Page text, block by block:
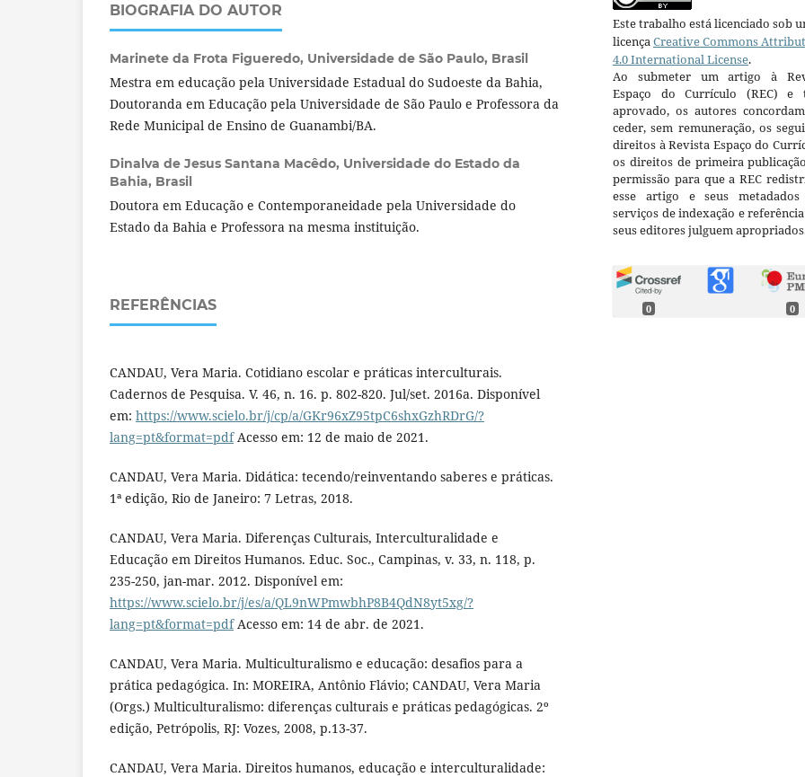
BIOGRAFIA DO AUTOR
Marinete da Frota Figueredo, Universidade de São Paulo, Brasil
Mestra em educação pela Universidade Estadual do Sudoeste da Bahia,
Doutoranda em Educação pela Universidade de São Paulo e Professora da
Rede Municipal de Ensino de Guanambi/BA.
Dinalva de Jesus Santana Macêdo, Universidade do Estado da
Bahia, Brasil
Doutora em Educação e Contemporaneidade pela Universidade do
Estado da Bahia e Professora na mesma instituição.
REFERÊNCIAS
CANDAU, Vera Maria. Cotidiano escolar e práticas interculturais.
Cadernos de Pesquisa. V. 46, n. 16. p. 802-820. Jul/set. 2016a. Disponível
em: https://www.scielo.br/j/cp/a/GKr96xZ95tpC6shxGzhRDrG/?
lang=pt&format=pdfAcesso em: 12 de maio de 2021.
CANDAU, Vera Maria. Didática: tecendo/reinventando saberes e práticas.
1ª edição, Rio de Janeiro: 7 Letras, 2018.
CANDAU, Vera Maria. Diferenças Culturais, Interculturalidade e
Educação em Direitos Humanos. Educ. Soc., Campinas, v. 33, n. 118, p.
235-250, jan-mar. 2012. Disponível em:
https://www.scielo.br/j/es/a/QL9nWPmwbhP8B4QdN8yt5xg/?
lang=pt&format=pdfAcesso em: 14 de abr. de 2021.
CANDAU, Vera Maria. Multiculturalismo e educação: desafios para a
prática pedagógica. In: MOREIRA, Antônio Flávio; CANDAU, Vera Maria
(Orgs.) Multiculturalismo: diferenças culturais e práticas pedagógicas. 2º
edição, Petrópolis, RJ: Vozes, 2008, p.13-37.
CANDAU, Vera Maria. Direitos humanos, educação e interculturalidade:
Este trabalho está licenciado sob
licençaCreative Commons
4.0 International License.
Ao submeter um artigo à
Espaço do Currículo (REC) e
aprovado, os autores
ceder, sem remuneração, os
direitos à Revista Espaço do
os direitos de primeira
permissão para que a REC
esse artigo e seus metadados
serviços de indexação e
seus editores julguem
0 0